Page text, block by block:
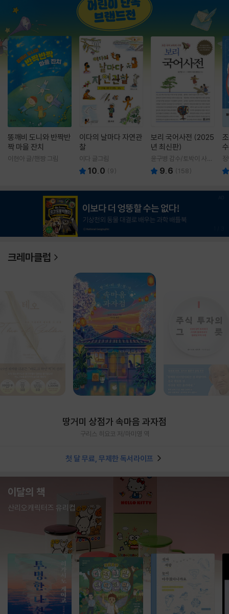
똥깨비 도니와 반짝반
짝 마을 잔치
이현아 글/핸짱 그림
이다의 날마다 자연관
찰
이다 글그림
10.0 (9)
보리 국어사전 (2025
년 최신판)
윤구병 감수/토박이 사전
편찬실 편
9.6 (158)
크레마클럽
땅거미 상점가 속마음 과자점
구리스 히요코 저/마미영 역
첫 달 무료, 무제한 독서라이프
이달의 책
산리오캐릭터즈 유리컵